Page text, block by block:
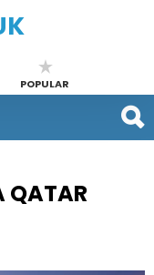
POPULAR
QATAR